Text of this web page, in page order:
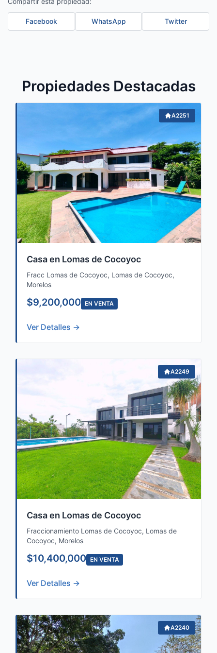
Facebook WhatsApp Twitter
Propiedades Destacadas
A2251
Casa en Lomas de Cocoyoc
Fracc Lomas de Cocoyoc, Lomas de Cocoyoc,
Morelos
$9,200,000 EN VENTA
Ver Detalles →
A2249
Casa en Lomas de Cocoyoc
Fraccionamiento Lomas de Cocoyoc, Lomas de
Cocoyoc, Morelos
$10,400,000 EN VENTA
Ver Detalles →
A2240